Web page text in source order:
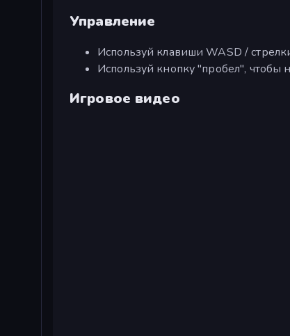
Управление
Используй клавиши WASD /
Используй кнопку "пробел", чтобы
Игровое видео